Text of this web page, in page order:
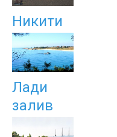
Никити
Лади
залив